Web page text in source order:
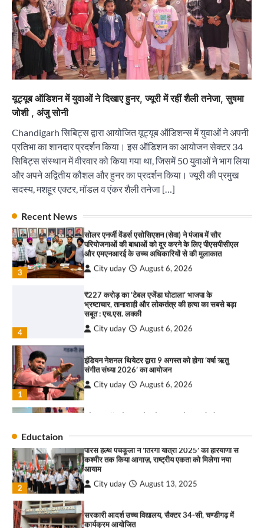
यूट्यूब ऑडिशन में युवाओं ने दिखाए हुनर, ज्यूरी में रहीं शैली तनेजा, सुषमा
जोशी , अंजु सोनी
Chandigarh सिबिट्स द्वारा आयोजित यूट्यूब ऑडिशन्स में युवाओं ने अपनी
प्रतिभा का शानदार प्रदर्शन किया। इस ऑडिशन का आयोजन सेक्टर 34
सिबिट्स संस्थान में वीरवार को किया गया था, जिसमें 50 युवाओं ने भाग लिया
और अपने अद्वितीय कौशल और हुनर का प्रदर्शन किया। ज्यूरी की प्रमुख
सदस्य, मशहूर एक्टर, मॉडल व एंकर शैली तनेजा […]
Recent News
3
और एमएनआरई के उच्च अधिकारियों से की मुलाकात
City uday August 6, 2026
₹227 करोड़ का ‘टेबल एजेंडा घोटाला’ भाजपा के
भ्रष्टाचार, तानाशाही और लोकतंत्र की हत्या का सबसे बड़ा
सबूत : एच.एस. लक्की
1
City uday August 6, 2026
“वोकल फॉर लोकल” से “लोकल टू ग्लोबल” की ओर भारत
का बढ़ता कदम, 12 से 15 अगस्त तक भारत मंडपम में होगा
भव्य भारत व्यापार महोत्सव : हरीश गर्ग
3
सोलर एनर्जी वेंडर्स एसोसिएशन (सेवा) ने पंजाब में सौर
परियोजनाओं की बाधाओं को दूर करने के लिए पीएसपीसीएल
और एमएनआरई के उच्च अधिकारियों से की मुलाकात
City uday August 6, 2026
4
₹227 करोड़ का ‘टेबल एजेंडा घोटाला’ भाजपा के
भ्रष्टाचार, तानाशाही और लोकतंत्र की हत्या का सबसे बड़ा
सबूत : एच.एस. लक्की
City uday August 6, 2026
1
इंडियन नेशनल थियेटर द्वारा 9 अगस्त को होगा ‘वर्षा ऋतु
संगीत संध्या 2026’ का आयोजन
City uday August 6, 2026
2
“वोकल फॉर लोकल” से “लोकल टू ग्लोबल” की ओर भारत
City uday August 6, 2026
3
सोलर एनर्जी वेंडर्स एसोसिएशन (सेवा) ने पंजाब में सौर
परियोजनाओं की बाधाओं को दूर करने के लिए पीएसपीसीएल
और एमएनआरई के उच्च अधिकारियों से की मुलाकात
Eductaion
2
पारस हेल्थ पंचकूला ने ‘तिरंगा यात्रा 2025’ का हरियाणा से
कश्मीर तक किया आगाज़, राष्ट्रीय एकता को मिलेगा नया
आयाम
City uday August 13, 2025
3
सरकारी आदर्श उच्च विद्यालय, सैक्टर 34-सी, चण्डीगढ़ में
कार्यक्रम आयोजित
City uday August 6, 2025
4
राहुल गाँधी ने खाई है वैश्विक मंच पर भारत को कमजोर करने
की कसम: देवशाली
City uday August 6, 2025
“गोपाल” ने पूजा प्लाजा जीरकपुर में अपने आउटलेट की
शुरुआत की
City uday September 5, 2025
2
कश्मीर तक किया आगाज़, राष्ट्रीय एकता को मिलेगा नया
आयाम
City uday August 13, 2025
सरकारी आदर्श उच्च विद्यालय, सैक्टर 34-सी, चण्डीगढ़ में
कार्यक्रम आयोजित